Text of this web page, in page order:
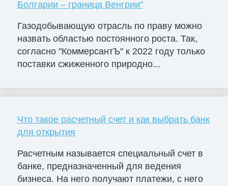
Болгарии – граница Венгрии"
Газодобывающую отрасль по праву можно
назвать областью постоянного роста. Так,
согласно "КоммерсантЪ" к 2022 году только
поставки сжиженного природно...
Что такое расчетный счет и как выбрать банк
для открытия
Расчетным называется специальный счет в
банке, предназначенный для ведения
бизнеса. На него получают платежи, с него